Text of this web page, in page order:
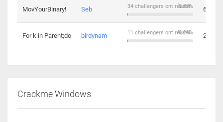
MovYourBinary! Seb 0.89%
34 challengers ont réussi 6
For k in Parent;do birdynam 0.29%
11 challengers ont réussi 2
Crackme Windows